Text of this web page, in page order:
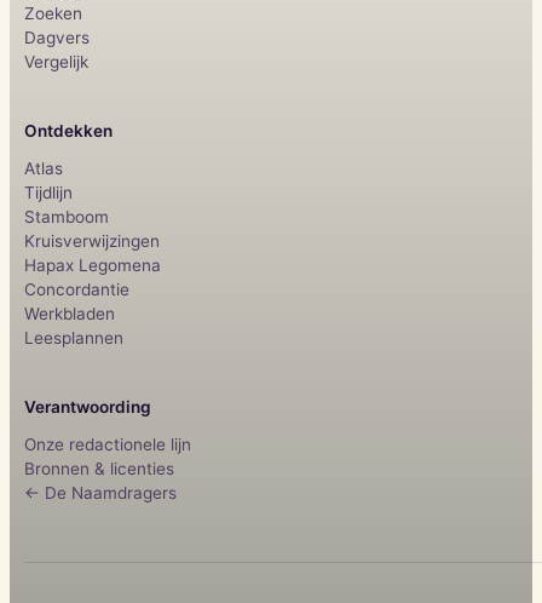
Zoeken
Dagvers
Vergelijk
Ontdekken
Atlas
Tijdlijn
Stamboom
Kruisverwijzingen
Hapax Legomena
Concordantie
Werkbladen
Leesplannen
Verantwoording
Onze redactionele lijn
Bronnen & licenties
← De Naamdragers